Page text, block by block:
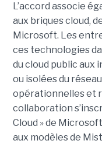
L’accord associe
aux briques cloud,
Microsoft. Les
ces technologies
du cloud public aux
ou isolées du
opérationnelles et
collaboration
Cloud » de
aux modèles de